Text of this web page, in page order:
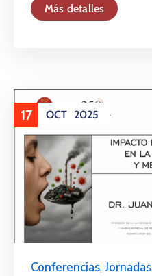
Más detalles
17 OCT 2025
Conferencias, Jornadas